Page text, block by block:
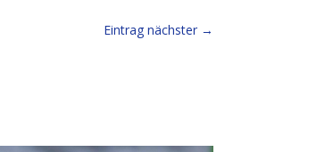
Eintrag nächster→